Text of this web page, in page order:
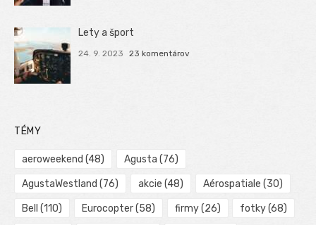
Lety a šport
24. 9. 2023 23 komentárov
TÉMY
aeroweekend (48) Agusta (76)
AgustaWestland (76) akcie (48) Aérospatiale (30)
Bell (110) Eurocopter(58) firmy(26) fotky(68)